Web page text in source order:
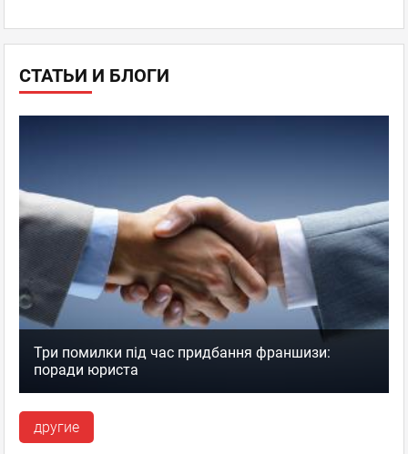
СТАТЬИ И БЛОГИ
Три помилки під час придбання франшизи:
поради юриста
другие